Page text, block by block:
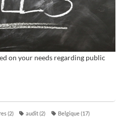
on your needs regarding public
(2) audit(2) Belgique(17)